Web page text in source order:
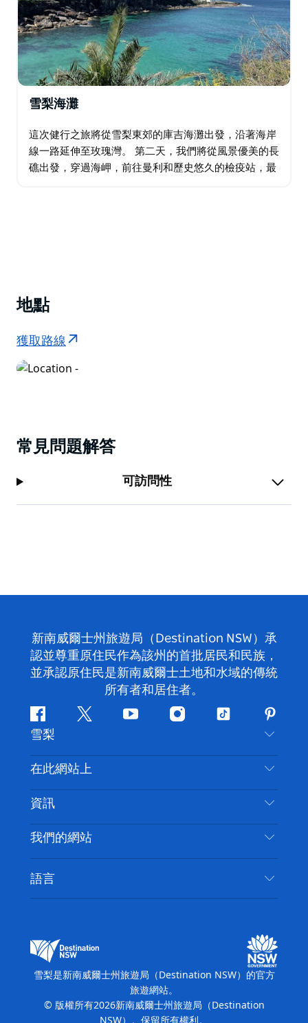
雪梨海灘
這次健行之旅將從雪梨東郊的庫吉海灘出發，沿著海岸
線一路延伸至玫瑰灣。 第二天，我們將從風景優美的長
礁出發，穿過海岬，前往曼利和歷史悠久的檢疫站，最
地點
獲取路線
常見問題解答
可訪問性
新南威爾士州旅遊局（Destination NSW）承
認並尊重原住民作為該州的首批居民和民族，
並承認原住民是新南威爾士土地和水域的傳統
所有者和居住者。
Facebook嘰
喳
喳
Youtube Instagram
抖
雪梨
聯絡我們
免責聲明
隱私
Cookie 通知
在此網站上
目的地
要做的事情
新南威爾士州公路旅行
活動
住宿
資訊
旅行資訊
無障礙雪梨
列出您的業務
我們的網站
新南威爾士州旅遊局（Destination NSW）媒體中
心
繽紛雪梨燈光音樂節
語言
雪梨是新南威爾士州旅遊局（Destination NSW）的官方
旅遊網站。
© 版權所有2026新南威爾士州旅遊局（Destination
NSW）。保留所有權利。